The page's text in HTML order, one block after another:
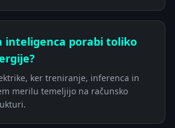
inteligenca porabi toliko
ker treniranje, inferenca in
merilu temeljijo na računsko